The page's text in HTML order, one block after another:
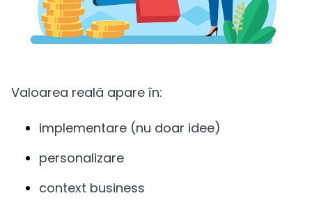
Valoarea reală apare în:
implementare (nu doar idee)
personalizare
context business